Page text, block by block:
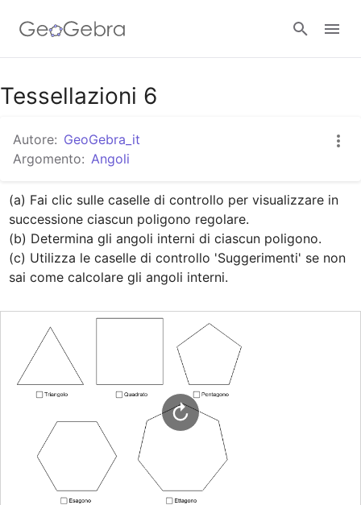
Google Classroom
GeoGebra Classroom
Accedi
Tessellazioni 6
Autore: GeoGebra_it
Argomento: Angoli
(a) Fai clic sulle caselle di controllo per visualizzare in
successione ciascun poligono regolare.
(b) Determina gli angoli interni di ciascun poligono.
(c) Utilizza le caselle di controllo 'Suggerimenti' se non
sai come calcolare gli angoli interni.